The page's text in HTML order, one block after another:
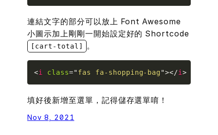
連結文字的部分可以放上 Font Awesome
小圖示加上剛剛一開始設定好的 Shortcode
[cart-total] 。
<i class="fas fa-shopping-bag"></i>
Copy
填好後新增至選單，記得儲存選單唷！
Nov 8, 2021